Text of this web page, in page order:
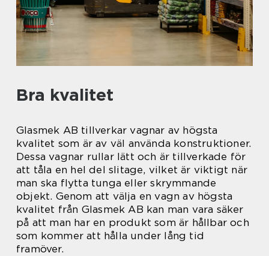
Bra kvalitet
Glasmek AB tillverkar vagnar av högsta
kvalitet som är av väl använda konstruktioner.
Dessa vagnar rullar lätt och är tillverkade för
att tåla en hel del slitage, vilket är viktigt när
man ska flytta tunga eller skrymmande
objekt. Genom att välja en vagn av högsta
kvalitet från Glasmek AB kan man vara säker
på att man har en produkt som är hållbar och
som kommer att hålla under lång tid
framöver.